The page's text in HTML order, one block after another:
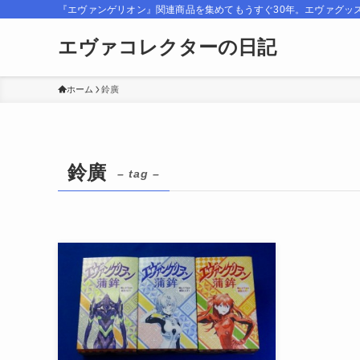
『エヴァンゲリオン』関連商品を集めてもうすぐ30年。エヴァグッ
エヴァコレクターの日記
ホーム 鈴廣
鈴廣 – tag –